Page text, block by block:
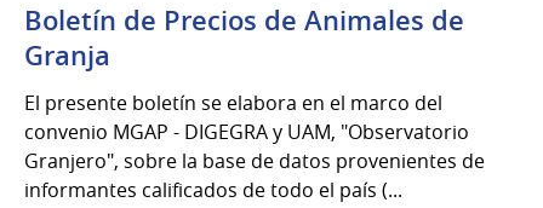
Boletín de Precios de Animales de
Granja
El presente boletín se elabora en el marco del
convenio MGAP - DIGEGRA y UAM, "Observatorio
Granjero", sobre la base de datos provenientes de
informantes calificados de todo el país (...